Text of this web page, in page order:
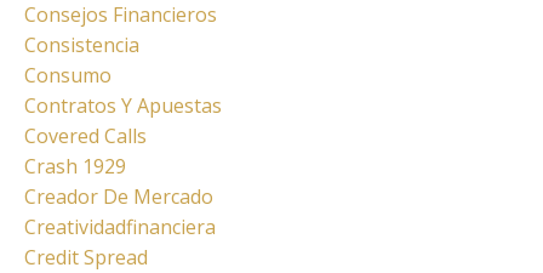
Consejos Financieros
Consistencia
Consumo
Contratos Y Apuestas
Covered Calls
Crash 1929
Creador De Mercado
Creatividadfinanciera
Credit Spread